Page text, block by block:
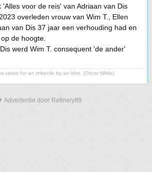
'Alles voor de reis' van Adriaan van Dis
overleden vrouw van Wim T., Ellen
van Dis 37 jaar een verhouding had en
de hoogte.
werd Wim T. consequent 'de ander'
taken for an imbecile by an idiot. (Oscar Wilde)
Advertentie door Refinery89